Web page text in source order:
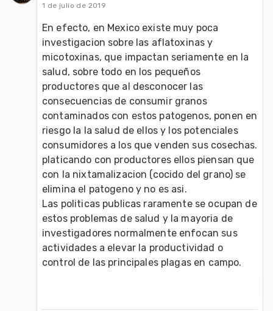
1 de julio de 2019
En efecto, en Mexico existe muy poca
investigacion sobre las aflatoxinas y
micotoxinas, que impactan seriamente en la
salud, sobre todo en los pequeños
productores que al desconocer las
consecuencias de consumir granos
contaminados con estos patogenos, ponen en
riesgo la la salud de ellos y los potenciales
consumidores a los que venden sus cosechas.
platicando con productores ellos piensan que
con la nixtamalizacion (cocido del grano) se
elimina el patogeno y no es asi.
Las politicas publicas raramente se ocupan de
estos problemas de salud y la mayoria de
investigadores normalmente enfocan sus
actividades a elevar la productividad o
control de las principales plagas en campo.